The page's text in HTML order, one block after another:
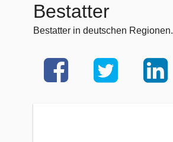
Bestatter
Bestatter in deutschen Regionen.